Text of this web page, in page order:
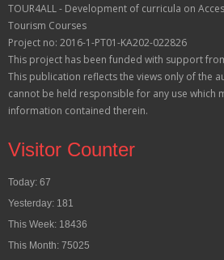
TOUR4ALL - Development of curricula on
Tourism Courses
Project no: 2016-1-PT01-KA202-022826
This project has been funded with support
This publication reflects the views only of the
cannot be held responsible for any use which
information contained therein.
Visitor Counter
Today: 67
Yesterday: 181
This Week: 18436
This Month: 75025